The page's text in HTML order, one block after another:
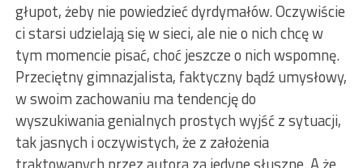
głupot, żeby nie powiedzieć dyrdymałów. Oczywiście
ci starsi udzielają się w sieci, ale nie o nich chcę w
tym momencie pisać, choć jeszcze o nich wspomnę.
Przeciętny gimnazjalista, faktyczny bądź umysłowy,
w swoim zachowaniu ma tendencję do
wyszukiwania genialnych prostych wyjść z sytuacji,
tak jasnych i oczywistych, że z założenia